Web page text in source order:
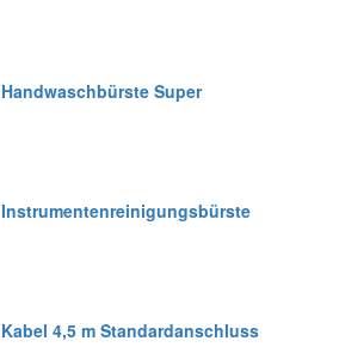
Handwaschbürste Super
Instrumentenreinigungsbürste
Kabel 4,5 m Standardanschluss